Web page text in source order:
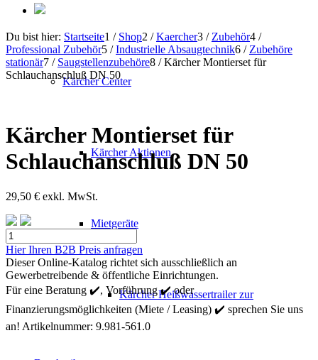
Kärcher Center
Kärcher Aktionen
Mietgeräte
Kärcher Heißwassertrailer zur
Du bist hier: Startseite1 / Shop2 / Kaercher3 / Zubehör4 /
Professional Zubehör5 / Industrielle Absaugtechnik6 / Zubehöre
stationär7 / Saugstellenzubehöre8 / Kärcher Montierset für
Schlauchanschluß DN 50
Kärcher Montierset für
Schlauchanschluß DN 50
29,50 € exkl. MwSt.
Kärcher
Montierset
für
Schlauchanschluß
DN
50
Menge
Hier Ihren B2B Preis anfragen
Dieser Online-Katalog richtet sich ausschließlich an
Gewerbetreibende & öffentliche Einrichtungen.
Für eine Beratung ✔️, Vorführung ✔️ oder
Finanzierungsmöglichkeiten (Miete / Leasing) ✔️ sprechen Sie uns
an! Artikelnummer: 9.981-561.0